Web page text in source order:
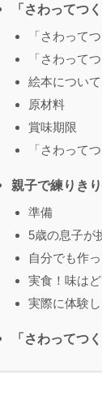
「さわってつ
「さわって
「さわって
絵本について
原材料
賞味期限
「さわって
親子で練りき
準備
5歳の息子が
自分でも作
実食！味は
実際に体験
「さわってつ